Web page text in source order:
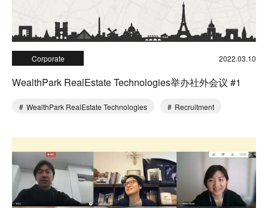
Corporate 2022.03.10
WealthPark RealEstate Technologies举办社外会议 #1
WealthPark RealEstate Technologies Recruitment